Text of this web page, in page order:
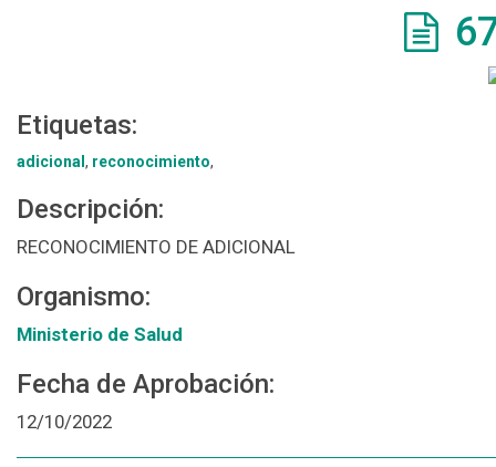
Etiquetas:
adicional , reconocimiento,
Descripción:
RECONOCIMIENTO DE ADICIONAL
Organismo:
Ministerio de Salud
Fecha de Aprobación:
12/10/2022